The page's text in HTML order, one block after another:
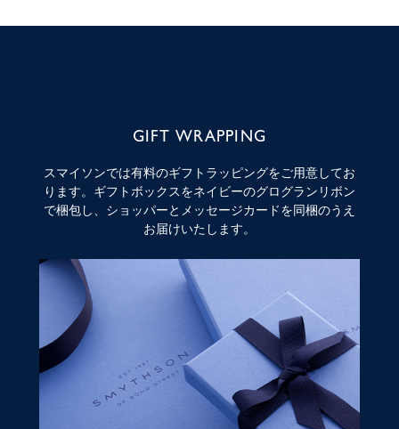
GIFT WRAPPING
スマイソンでは有料のギフトラッピングをご用意してお
ります。ギフトボックスをネイビーのグログランリボン
で梱包し、ショッパーとメッセージカードを同梱のうえ
お届けいたします。